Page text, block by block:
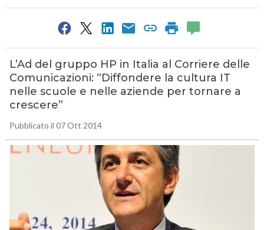
L’Ad del gruppo HP in Italia al Corriere delle
Comunicazioni: “Diffondere la cultura IT
nelle scuole e nelle aziende per tornare a
crescere”
Pubblicato il 07 Ott 2014